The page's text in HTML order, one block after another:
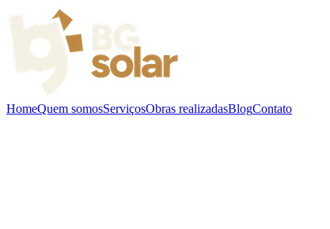
HomeQuem somosServiçosObras realizadasBlogContato